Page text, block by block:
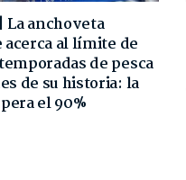
La anchoveta
acerca al límite de
de pesca
de su historia: la
el 90%